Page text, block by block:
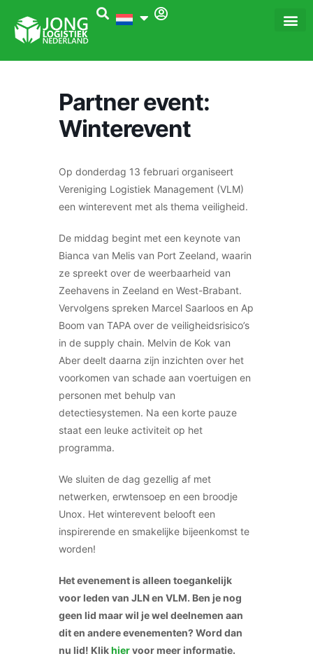
naar
inhoud
Partner event:
Winterevent
Op donderdag 13 februari organiseert
Vereniging Logistiek Management (VLM)
een winterevent met als thema veiligheid.
De middag begint met een keynote van
Bianca van Melis van Port Zeeland, waarin
ze spreekt over de weerbaarheid van
Zeehavens in Zeeland en West-Brabant.
Vervolgens spreken Marcel Saarloos en Ap
Boom van TAPA over de veiligheidsrisico’s
in de supply chain. Melvin de Kok van
Aber deelt daarna zijn inzichten over het
voorkomen van schade aan voertuigen en
personen met behulp van
detectiesystemen. Na een korte pauze
staat een leuke activiteit op het
programma.
We sluiten de dag gezellig af met
netwerken, erwtensoep en een broodje
Unox. Het winterevent belooft een
inspirerende en smakelijke bijeenkomst te
worden!
Het evenement is alleen toegankelijk
voor leden van JLN en VLM. Ben je nog
geen lid maar wil je wel deelnemen aan
dit en andere evenementen? Word dan
nu lid! Klikhiervoor meer informatie.